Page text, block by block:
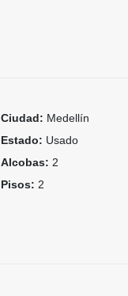
Ciudad: Medellín
Estado: Usado
Alcobas: 2
Pisos: 2